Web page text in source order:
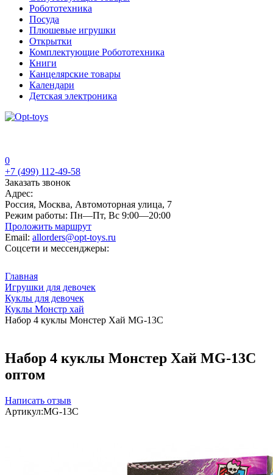
Робототехника
Посуда
Плюшевые игрушки
Открытки
Комплектующие Робототехника
Книги
Канцелярские товары
Календари
Детская электроника
0
+7 (499) 112-49-58
Заказать звонок
Адрес:
Россия, Москва, Автомоторная улица, 7
Режим работы: Пн—Пт, Вс 9:00—20:00
Проложить маршрут
Email: allorders@opt-toys.ru
Соцсети и мессенджеры:
Главная
Игрушки для девочек
Куклы для девочек
Куклы Монстр хай
Набор 4 куклы Монстер Хай MG-13C
Набор 4 куклы Монстер Хай MG-13C
оптом
Написать отзыв
Артикул:MG-13C